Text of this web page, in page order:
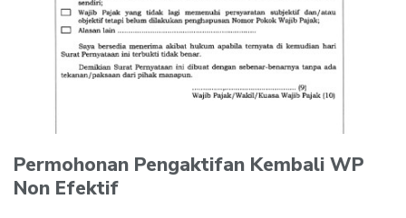
Permohonan Pengaktifan Kembali WP
Non Efektif